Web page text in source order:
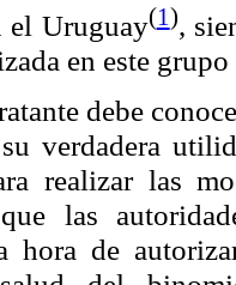
el Uruguay(1),
en este
debe
verdadera
realizar las
las
hora de